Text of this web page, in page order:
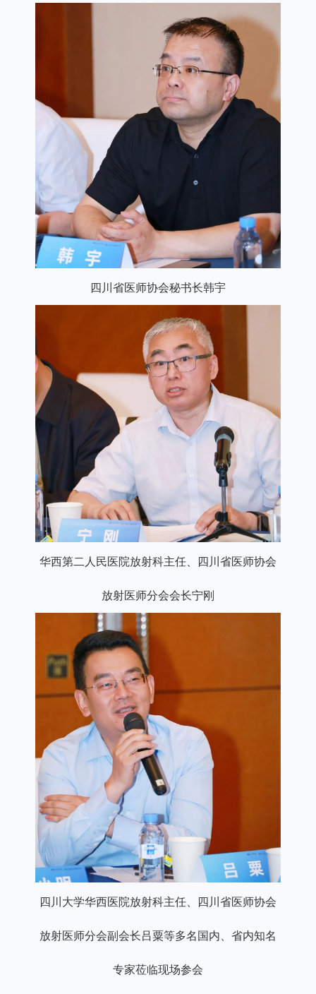
四川省医师协会秘书长韩宇
华西第二人民医院放射科主任、四川省医师协会
放射医师分会会长宁刚
四川大学华西医院放射科主任、四川省医师协会
放射医师分会副会长吕粟等多名国内、省内知名
专家莅临现场参会